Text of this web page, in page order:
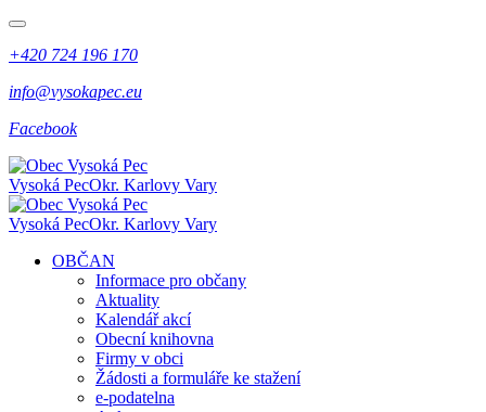
+420 724 196 170
info@vysokapec.eu
Facebook
Vysoká PecOkr. Karlovy Vary
Vysoká PecOkr. Karlovy Vary
OBČAN
Informace pro občany
Aktuality
Kalendář akcí
Obecní knihovna
Firmy v obci
Žádosti a formuláře ke stažení
e-podatelna